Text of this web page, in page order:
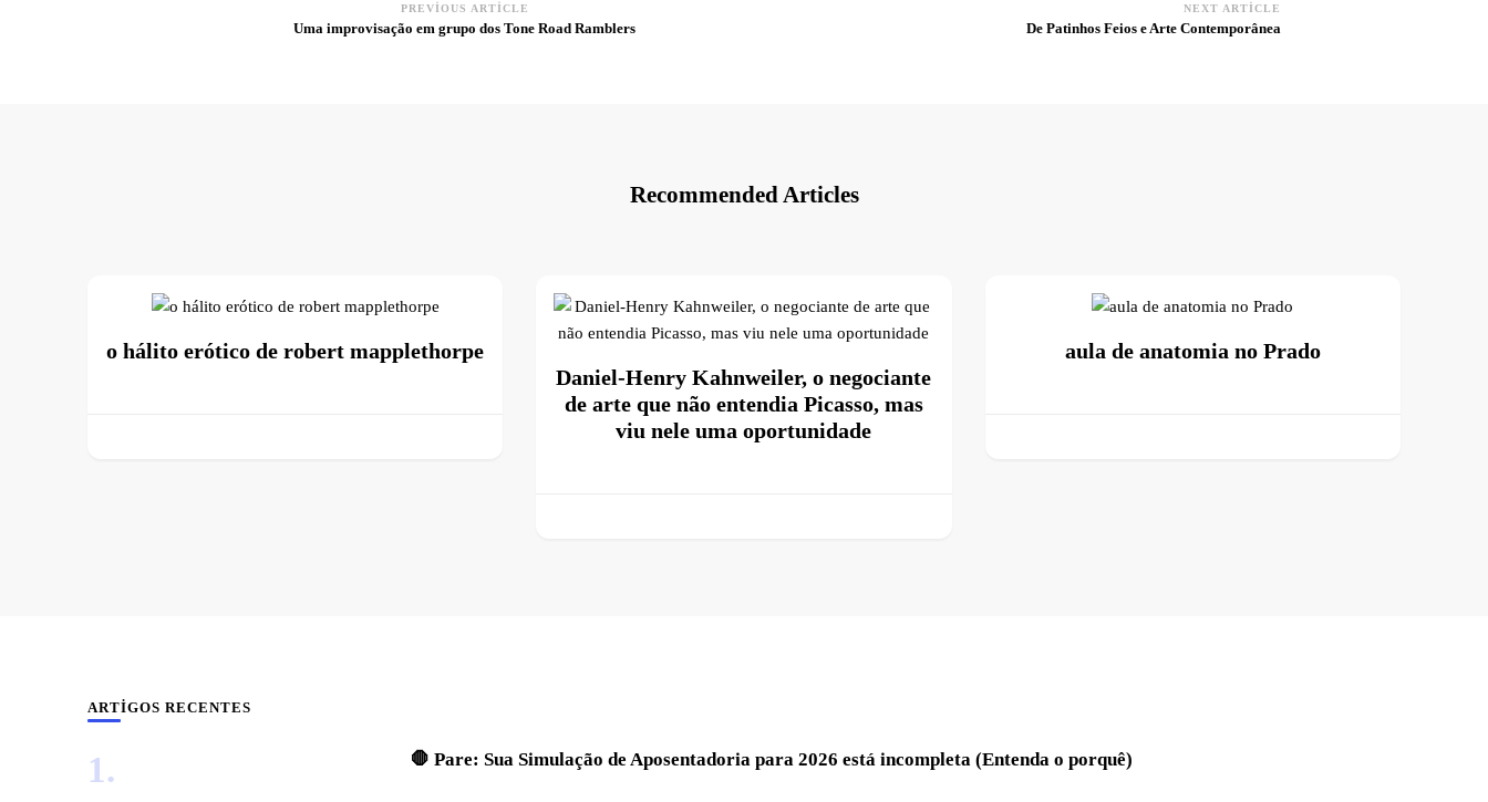
PREVIOUS ARTICLE
Uma improvisação em grupo dos Tone Road Ramblers
NEXT ARTICLE
De Patinhos Feios e Arte Contemporânea
Recommended Articles
o hálito erótico de robert mapplethorpe
Daniel-Henry Kahnweiler, o negociante
de arte que não entendia Picasso, mas
viu nele uma oportunidade
aula de anatomia no Prado
ARTIGOS RECENTES
🛑 Pare: Sua Simulação de Aposentadoria para 2026 está incompleta (Entenda o porquê)